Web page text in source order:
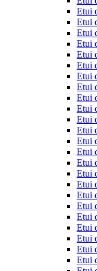
Etui
Etui
Etui
Etui
Etui
Etui
Etui
Etui
Etui
Etui
Etui
Etui
Etui
Etui
Etui
Etui
Etui
Etui
Etui
Etui
Etui
Etui
Etui
Etui